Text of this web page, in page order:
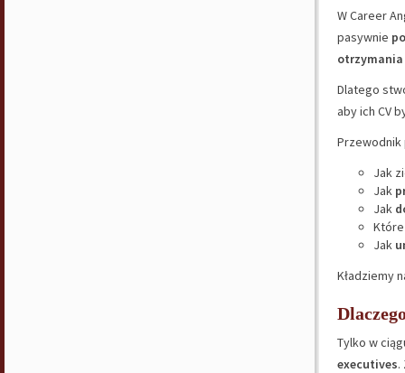
W Career
pasywnie
Dlatego
aby ich CV
Przewodnik
Jak
Jak
Jak
Które
Jak
Kładziemy
Tylko w
executives.